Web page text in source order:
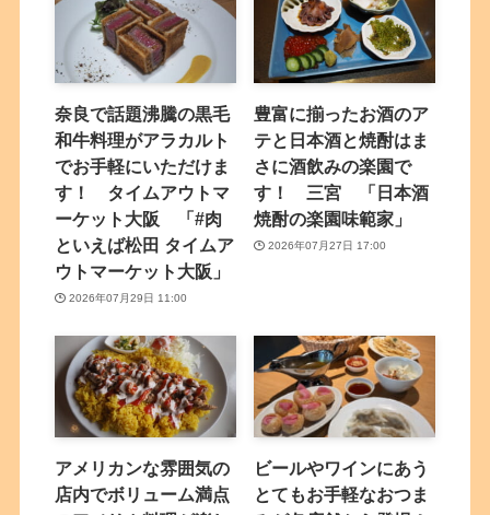
奈良で話題沸騰の黒毛
和牛料理がアラカルト
でお手軽にいただけま
す！ タイムアウトマ
ーケット大阪 「#肉
といえば松田 タイムア
ウトマーケット大阪」
2026年07月29日 11:00
豊富に揃ったお酒のア
テと日本酒と焼酎はま
さに酒飲みの楽園で
す！ 三宮 「日本酒
焼酎の楽園味範家」
2026年07月27日 17:00
アメリカンな雰囲気の
店内でボリューム満点
ビールやワインにあう
とてもお手軽なおつま